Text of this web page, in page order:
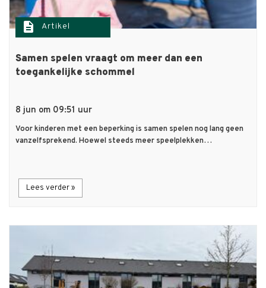
description Artikel
Samen spelen vraagt om meer dan een
toegankelijke schommel
8 jun om 09:51 uur
Voor kinderen met een beperking is samen spelen nog lang geen
vanzelfsprekend. Hoewel steeds meer speelplekken…
Lees verder »